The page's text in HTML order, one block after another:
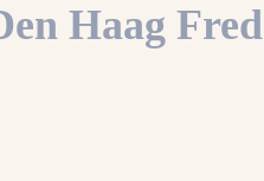
Haag Fred